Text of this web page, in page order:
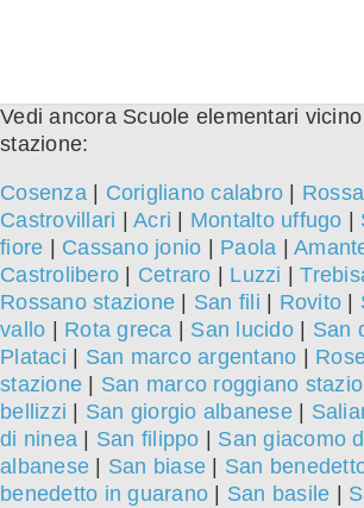
Vedi ancora Scuole elementari
stazione:
Cosenza| Corigliano calabro
Castrovillari
Acri Montalto uffugo
fiore
Cassano jonio Paola
Castrolibero
Cetraro Luzzi |
Rossano stazione
San fili Rovito
vallo
Rota greca San lucido| San
Plataci
San marco argentano
stazione
San marco roggiano
bellizzi
San giorgio albanese|
di ninea
San filippo San giacomo
albanese
San biase San
benedetto in guarano
San basile